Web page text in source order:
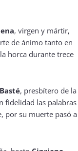
, virgen y mártir,
de ánimo tanto en
horca durante trece
, presbítero de la
fidelidad las palabras
por su muerte pasó a